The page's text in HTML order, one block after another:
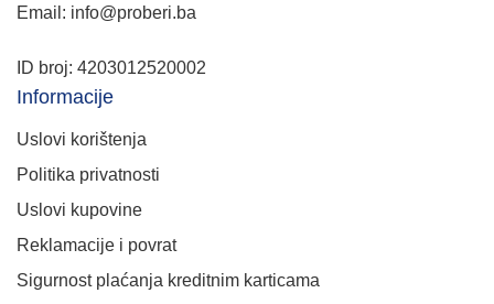
Email: info@proberi.ba
ID broj: 4203012520002
Informacije
Uslovi korištenja
Politika privatnosti
Uslovi kupovine
Reklamacije i povrat
Sigurnost plaćanja kreditnim karticama